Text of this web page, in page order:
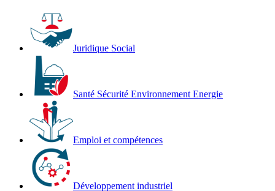
Juridique Social
Santé Sécurité Environnement Energie
Emploi et compétences
Développement industriel